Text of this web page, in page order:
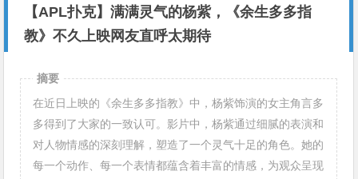
【APL扑克】满满灵气的杨紫，《余生多多指
教》不久上映网友直呼太期待
摘要
在近日上映的《余生多多指教》中，杨紫饰演的女主角言多
多得到了大家的一致认可。影片中，杨紫通过细腻的表演和
对人物情感的深刻理解，塑造了一个灵气十足的角色。她的
每一个动作、每一个表情都蕴含着丰富的情感，为观众呈现